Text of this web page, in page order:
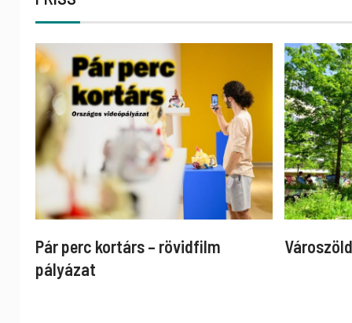
Pár perc kortárs – rövidfilm
pályázat